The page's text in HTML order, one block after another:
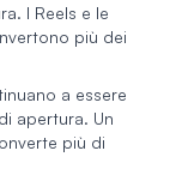
I Reels e le
più dei
a essere
apertura. Un
più di